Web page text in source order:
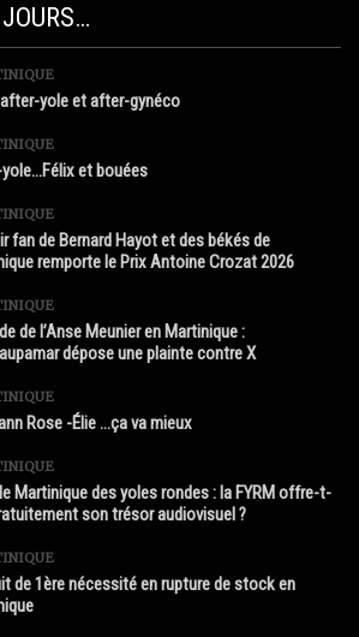
yole et after-gynéco
et bouées
fan de Bernard Hayot et des békés de
remporte le Prix Antoine Crozat 2026
de l’Anse Meunier en Martinique :
dépose une plainte contre X
Rose -Élie …ça va mieux
Martinique des yoles rondes : la FYRM offre-t-
son trésor audiovisuel ?
de 1ère nécessité en rupture de stock en